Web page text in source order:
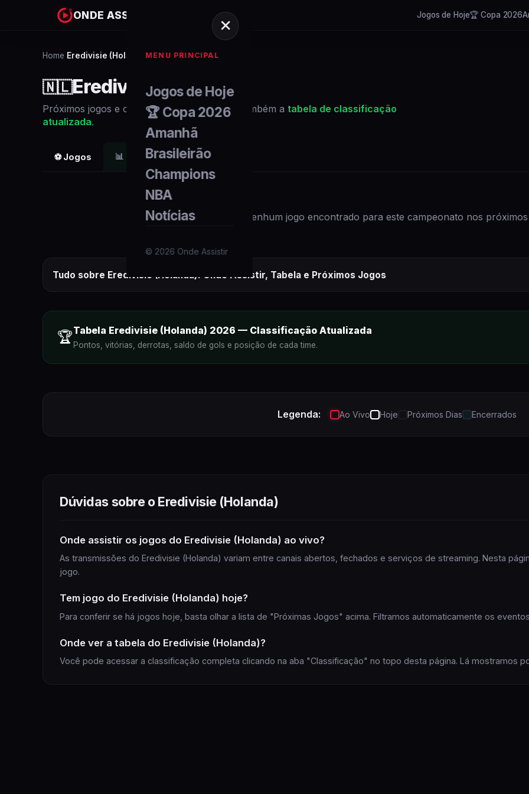
ONDE ASSISTIR Jogos de Hoje🏆 Copa 2026
MENU PRINCIPAL
Jogos de Hoje
🏆 Copa 2026
Amanhã
Brasileirão
Champions
NBA
Notícias
© 2026 Onde Assistir
Home Eredivisie (Holanda)
🇳🇱Eredivisie (Holanda)
Próximos jogos e onde assistir ao vivo. Veja também a tabela de classificação
atualizada.
⚽ Jogos 📊 Tabela e Classificação
Nenhum jogo encontrado para este campeonato nos próximos
Tudo sobre Eredivisie (Holanda): Onde Assistir, Tabela e Próximos Jogos
Eredivisie (Holanda)ao vivo
🏆Tabela Eredivisie (Holanda) 2026 — Classificação Atualizada
Pontos, vitórias, derrotas, saldo de gols e posição de cada time.
Legenda: Ao Vivo Hoje Próximos Dias Encerrados
Dúvidas sobre oEredivisie (Holanda)
Onde assistir os jogos do Eredivisie (Holanda) ao vivo?
As transmissões do Eredivisie (Holanda) variam entre canais abertos, fechados e serviços de streaming. Nesta
jogo.
Tem jogo do Eredivisie (Holanda) hoje?
Para conferir se há jogos hoje, basta olhar a lista de "Próximas Jogos" acima. Filtramos automaticamente os
Onde ver a tabela do Eredivisie (Holanda)?
Você pode acessar a classificação completa clicando na aba "Classificação" no topo desta página. Lá mostramos